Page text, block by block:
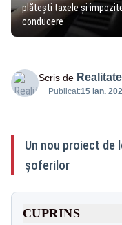
plătești taxele și
conducere
Scris de
Publicat:15 ian.
Un nou proiect de
șoferilor
CUPRINS